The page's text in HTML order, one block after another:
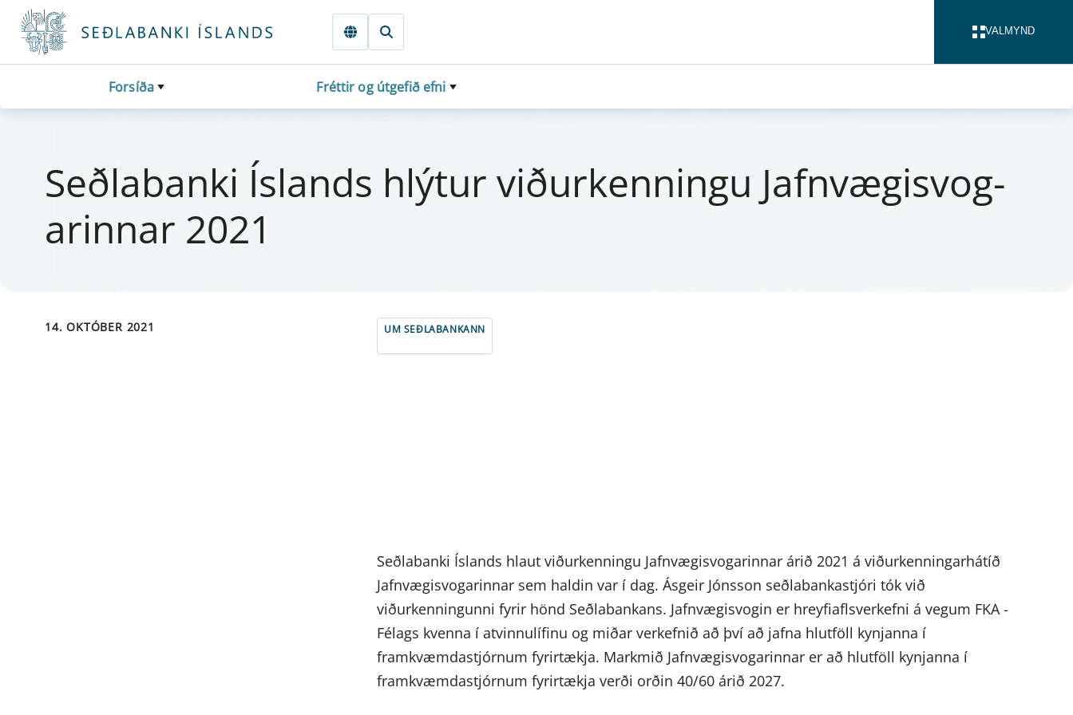
Fara beint í Meginmál
VALMYND
Forsíða Fréttir og útgefið efni
Seðlaban­ki Íslands hlýt­ur viður­kenn­ingu Jafn­væg­isvog­
ar­inn­ar 2021
14. OKTÓBER 2021 UM SEÐLABANKANN
Seðlabanki Íslands hlaut viðurkenningu Jafnvægisvogarinnar árið 2021 á viðurkenningarhátíð
Jafnvægisvogarinnar sem haldin var í dag. Ásgeir Jónsson seðlabankastjóri tók við
viðurkenningunni fyrir hönd Seðlabankans. Jafnvægisvogin er hreyfiaflsverkefni á vegum FKA -
Félags kvenna í atvinnulífinu og miðar verkefnið að því að jafna hlutföll kynjanna í
framkvæmdastjórnum fyrirtækja. Markmið Jafnvægisvogarinnar er að hlutföll kynjanna í
framkvæmdastjórnum fyrirtækja verði orðin 40/60 árið 2027.